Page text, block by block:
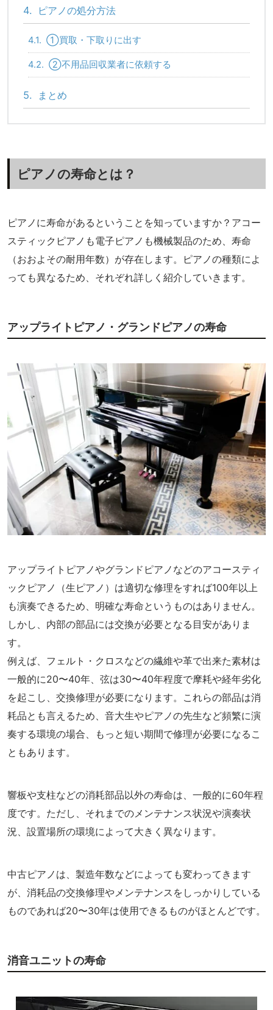
4. ピアノの処分方法
4.1. ①買取・下取りに出す
4.2. ②不用品回収業者に依頼する
5. まとめ
ピアノの寿命とは？
ピアノに寿命があるということを知っていますか？アコー
スティックピアノも電子ピアノも機械製品のため、寿命
（おおよその耐用年数）が存在します。ピアノの種類によ
っても異なるため、それぞれ詳しく紹介していきます。
アップライトピアノ・グランドピアノの寿命
アップライトピアノやグランドピアノなどのアコースティ
ックピアノ（生ピアノ）は適切な修理をすれば100年以上
も演奏できるため、明確な寿命というものはありません。
しかし、内部の部品には交換が必要となる目安がありま
す。
例えば、フェルト・クロスなどの繊維や革で出来た素材は
一般的に20〜40年、弦は30〜40年程度で摩耗や経年劣化
を起こし、交換修理が必要になります。これらの部品は消
耗品とも言えるため、音大生やピアノの先生など頻繁に演
奏する環境の場合、もっと短い期間で修理が必要になるこ
ともあります。
響板や支柱などの消耗部品以外の寿命は、一般的に60年程
度です。ただし、それまでのメンテナンス状況や演奏状
況、設置場所の環境によって大きく異なります。
中古ピアノは、製造年数などによっても変わってきます
が、消耗品の交換修理やメンテナンスをしっかりしている
ものであれば20〜30年は使用できるものがほとんどです。
消音ユニットの寿命